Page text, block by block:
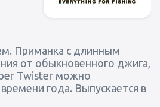
Приманка с длинным
от обыкновенного джига,
Twister можно
года. Выпускается в